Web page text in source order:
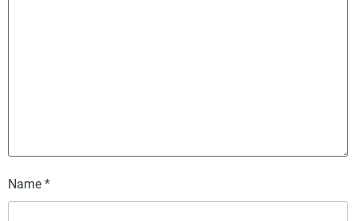
Name *